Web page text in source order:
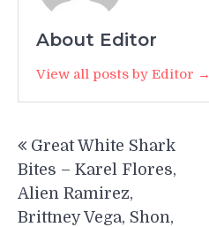
About Editor
View all posts by Editor →
navigation
Great White Shark
Bites – Karel Flores,
Alien Ramirez,
Brittney Vega, Shon,